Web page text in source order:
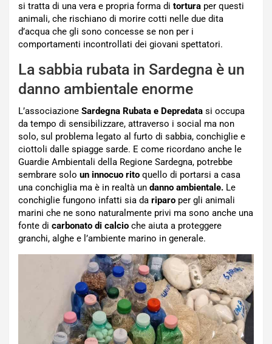
si tratta di una vera e propria forma di tortura per questi
animali, che rischiano di morire cotti nelle due dita
d’acqua che gli sono concesse se non per i
comportamenti incontrollati dei giovani spettatori.
La sabbia rubata in Sardegna è un
danno ambientale enorme
L’associazione Sardegna Rubata e Depredata si occupa
da tempo di sensibilizzare, attraverso i social ma non
solo, sul problema legato al furto di sabbia, conchiglie e
ciottoli dalle spiagge sarde. E come ricordano anche le
Guardie Ambientali della Regione Sardegna, potrebbe
sembrare solo un innocuo rito quello di portarsi a casa
una conchiglia ma è in realtà un danno ambientale. Le
conchiglie fungono infatti sia da riparo per gli animali
marini che ne sono naturalmente privi ma sono anche una
fonte di carbonato di calcio che aiuta a proteggere
granchi, alghe e l’ambiente marino in generale.